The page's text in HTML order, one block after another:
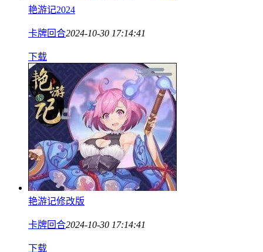
艳游记2024
卡牌回合2024-10-30 17:14:41
下载
艳游记修改版
卡牌回合2024-10-30 17:14:41
下载